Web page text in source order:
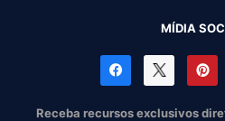
MÍDIA
Receba recursos exclusivos